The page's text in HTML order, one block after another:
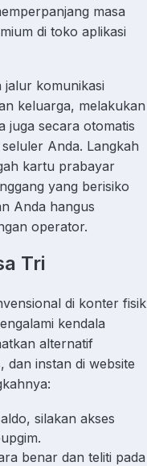
masa
di toko aplikasi
jalur komunikasi
keluarga, melakukan
juga secara otomatis
Anda. Langkah
kartu prabayar
yang berisiko
Anda hangus
operator.
Tri
di konter fisik
kendala
alternatif
dan instan di website
silakan akses
benar dan teliti pada